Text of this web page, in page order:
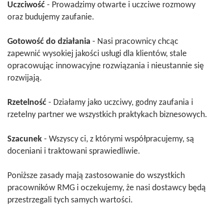
Uczciwość - Prowadzimy otwarte i uczciwe rozmowy
oraz budujemy zaufanie.
Gotowość do działania - Nasi pracownicy chcąc
zapewnić wysokiej jakości usługi dla klientów, stale
opracowując innowacyjne rozwiązania i nieustannie się
rozwijają.
Rzetelność - Działamy jako uczciwy, godny zaufania i
rzetelny partner we wszystkich praktykach biznesowych.
Szacunek - Wszyscy ci, z którymi współpracujemy, są
doceniani i traktowani sprawiedliwie.
Poniższe zasady mają zastosowanie do wszystkich
pracowników RMG i oczekujemy, że nasi dostawcy będą
przestrzegali tych samych wartości.